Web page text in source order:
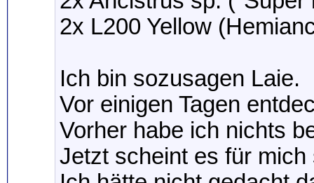
2x L200 Yellow
Ich bin sozusagen Laie.
Vor einigen Tagen
Vorher habe ich nichts
Jetzt scheint es für